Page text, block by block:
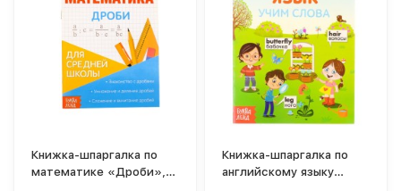
Книжка-шпаргалка по
математике «Дроби», 8
Книжка-шпаргалка по
английскому языку